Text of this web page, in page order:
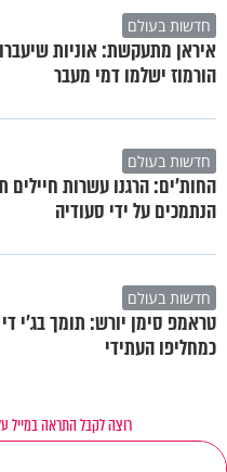
חדשות בעולם
איראן מתעקשת: אוניות
הורמוז ישלמו דמי מעבר
חדשות בעולם
החות'ים: הרגנו עשרות חיילים
הנתמכים על ידי סעודיה
חדשות בעולם
טראמפ סימן יורש: תומך בג'י
כמחליפו העתידי
רוצה לקבל התראה במייל